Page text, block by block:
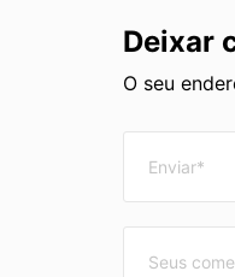
Deixar
O seu